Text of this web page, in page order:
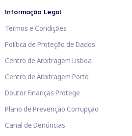
Informação Legal
Termos e Condições
Política de Proteção de Dados
Centro de Arbitragem Lisboa
Centro de Arbitragem Porto
Doutor Finanças Protege
Plano de Prevenção Corrupção
Canal de Denúncias